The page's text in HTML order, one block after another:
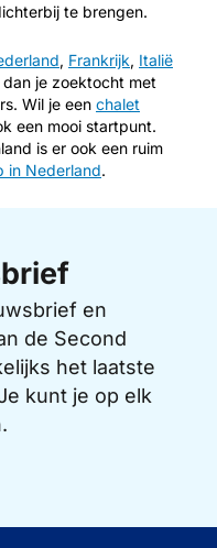
te brengen.
, Frankrijk, Italië
je zoektocht met
Wil je een chalet
een mooi startpunt.
is er ook een ruim
in Nederland.
en
de Second
het laatste
kunt je op elk